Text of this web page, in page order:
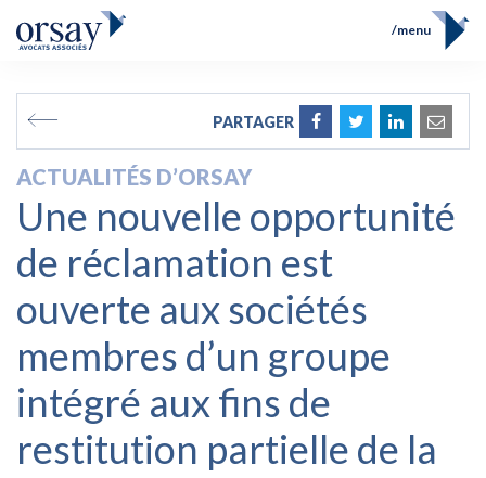
FR
menu
Compétences
Prix et Distinctions
Opérations
Actualités
Contact
PARTAGER
ACTUALITÉS D’ORSAY
Une nouvelle opportunité
de réclamation est
ouverte aux sociétés
membres d’un groupe
intégré aux fins de
restitution partielle de la